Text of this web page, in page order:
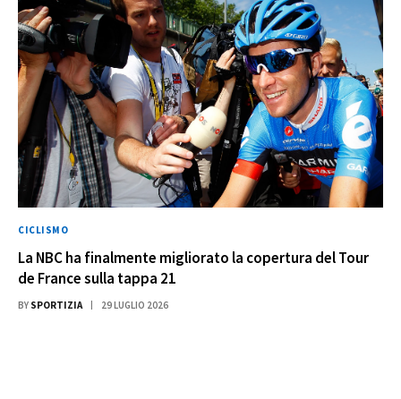
CICLISMO
La NBC ha finalmente migliorato la copertura del Tour
de France sulla tappa 21
BY SPORTIZIA 29 LUGLIO 2026